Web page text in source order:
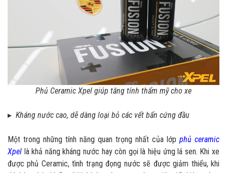
Phủ Ceramic Xpel giúp tăng tính thẩm mỹ cho xe
▸ Kháng nước cao, dễ dàng loại bỏ các vết bẩn cứng đầu
Một trong những tính năng quan trọng nhất của lớp phủ ceramic
Xpel là khả năng kháng nước hay còn gọi là hiệu ứng lá sen. Khi xe
được phủ Ceramic, tình trạng đọng nước sẽ được giảm thiểu, khi